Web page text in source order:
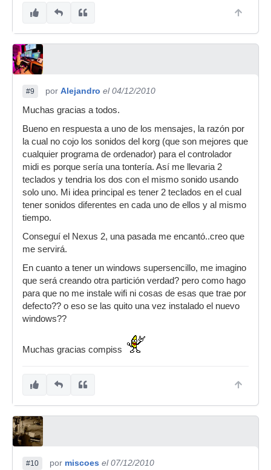
#9 por Alejandro el 04/12/2010
Muchas gracias a todos.
Bueno en respuesta a uno de los mensajes, la razón por
la cual no cojo los sonidos del korg (que son mejores que
cualquier programa de ordenador) para el controlador
midi es porque sería una tontería. Así me llevaria 2
teclados y tendria los dos con el mismo sonido usando
solo uno. Mi idea principal es tener 2 teclados en el cual
tener sonidos diferentes en cada uno de ellos y al mismo
tiempo.
Conseguí el Nexus 2, una pasada me encantó..creo que
me servirá.
En cuanto a tener un windows supersencillo, me imagino
que será creando otra partición verdad? pero como hago
para que no me instale wifi ni cosas de esas que trae por
defecto?? o eso se las quito una vez instalado el nuevo
windows??
Muchas gracias compiss
#10 por miscoes el 07/12/2010